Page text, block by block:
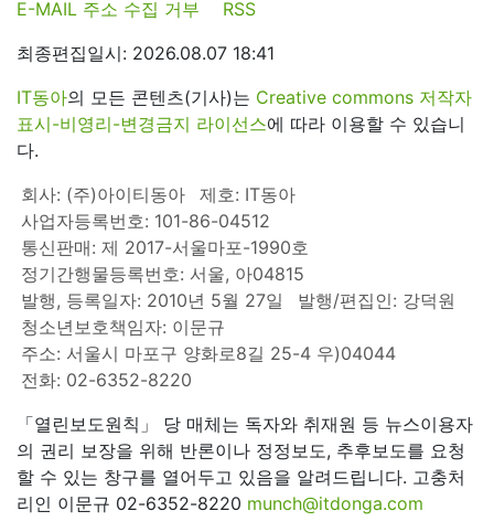
E-MAIL 주소 수집 거부
RSS
최종편집일시: 2026.08.07 18:41
IT동아의 모든 콘텐츠(기사)는 Creative commons 저작자
표시-비영리-변경금지 라이선스에 따라 이용할 수 있습니
다.
회사: (주)아이티동아
제호: IT동아
사업자등록번호: 101-86-04512
통신판매: 제 2017-서울마포-1990호
정기간행물등록번호: 서울, 아04815
발행, 등록일자: 2010년 5월 27일
발행/편집인: 강덕원
청소년보호책임자: 이문규
주소: 서울시 마포구 양화로8길 25-4 우)04044
전화: 02-6352-8220
「열린보도원칙」 당 매체는 독자와 취재원 등 뉴스이용자
의 권리 보장을 위해 반론이나 정정보도, 추후보도를 요청
할 수 있는 창구를 열어두고 있음을 알려드립니다. 고충처
리인 이문규 02-6352-8220 munch@itdonga.com